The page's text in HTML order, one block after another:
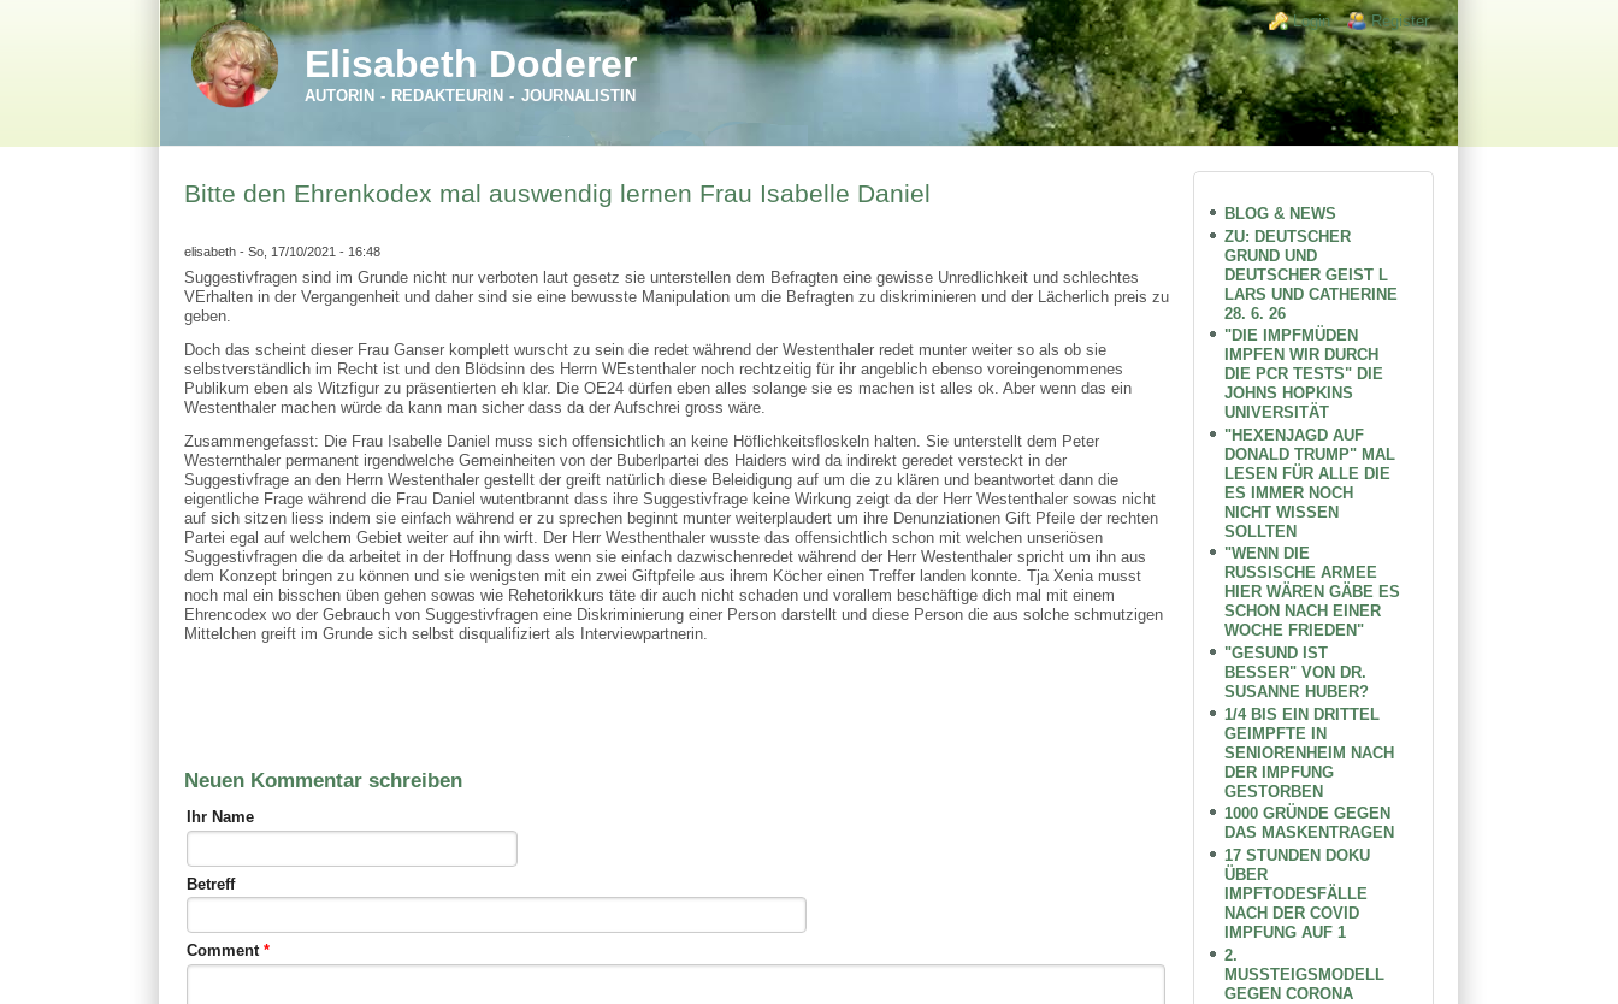
Login links
Login Register
Elisabeth Doderer
AUTORIN - REDAKTEURIN - JOURNALISTIN
Bitte den Ehrenkodex mal auswendig lernen Frau Isabelle Daniel
elisabeth- So, 17/10/2021 - 16:48
Suggestivfragen sind im Grunde nicht nur verboten laut gesetz sie unterstellen dem Befragten eine gewisse Unredlichkeit und schlechtes
VErhalten in der Vergangenheit und daher sind sie eine bewusste Manipulation um die Befragten zu diskriminieren und der Lächerlich preis zu
geben.
Doch das scheint dieser Frau Ganser komplett wurscht zu sein die redet während der Westenthaler redet munter weiter so als ob sie
selbstverständlich im Recht ist und den Blödsinn des Herrn WEstenthaler noch rechtzeitig für ihr angeblich ebenso voreingenommenes
Publikum eben als Witzfigur zu präsentierten eh klar. Die OE24 dürfen eben alles solange sie es machen ist alles ok. Aber wenn das ein
Westenthaler machen würde da kann man sicher dass da der Aufschrei gross wäre.
Zusammengefasst: Die Frau Isabelle Daniel muss sich offensichtlich an keine Höflichkeitsfloskeln halten. Sie unterstellt dem Peter
Westernthaler permanent irgendwelche Gemeinheiten von der Buberlpartei des Haiders wird da indirekt geredet versteckt in der
Suggestivfrage an den Herrn Westenthaler gestellt der greift natürlich diese Beleidigung auf um die zu klären und beantwortet dann die
eigentliche Frage während die Frau Daniel wutentbrannt dass ihre Suggestivfrage keine Wirkung zeigt da der Herr Westenthaler sowas nicht
auf sich sitzen liess indem sie einfach während er zu sprechen beginnt munter weiterplaudert um ihre Denunziationen Gift Pfeile der rechten
Partei egal auf welchem Gebiet weiter auf ihn wirft. Der Herr Westhenthaler wusste das offensichtlich schon mit welchen unseriösen
Suggestivfragen die da arbeitet in der Hoffnung dass wenn sie einfach dazwischenredet während der Herr Westenthaler spricht um ihn aus
dem Konzept bringen zu können und sie wenigsten mit ein zwei Giftpfeile aus ihrem Köcher einen Treffer landen konnte. Tja Xenia musst
noch mal ein bisschen üben gehen sowas wie Rehetorikkurs täte dir auch nicht schaden und vorallem beschäftige dich mal mit einem
Ehrencodex wo der Gebrauch von Suggestivfragen eine Diskriminierung einer Person darstellt und diese Person die aus solche schmutzigen
Mittelchen greift im Grunde sich selbst disqualifiziert als Interviewpartnerin.
Neuen Kommentar schreiben
Ihr Name
Betreff
Comment*
BLOG & NEWS
ZU: DEUTSCHER
GRUND UND
DEUTSCHER GEIST L
LARS UND CATHERINE
28. 6. 26
"DIE IMPFMÜDEN
IMPFEN WIR DURCH
DIE PCR TESTS" DIE
JOHNS HOPKINS
UNIVERSITÄT
"HEXENJAGD AUF
DONALD TRUMP" MAL
LESEN FÜR ALLE DIE
ES IMMER NOCH
NICHT WISSEN
SOLLTEN
"WENN DIE
RUSSISCHE ARMEE
HIER WÄREN GÄBE ES
SCHON NACH EINER
WOCHE FRIEDEN"
"GESUND IST
BESSER" VON DR.
SUSANNE HUBER?
1/4 BIS EIN DRITTEL
GEIMPFTE IN
SENIORENHEIM NACH
DER IMPFUNG
GESTORBEN
1000 GRÜNDE GEGEN
DAS MASKENTRAGEN
17 STUNDEN DOKU
ÜBER
IMPFTODESFÄLLE
NACH DER COVID
IMPFUNG AUF 1
2.
MUSSTEIGSMODELL
GEGEN CORONA